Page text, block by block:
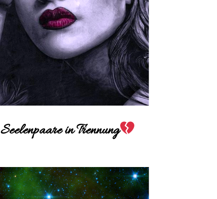
Seelenpaare in Trennung